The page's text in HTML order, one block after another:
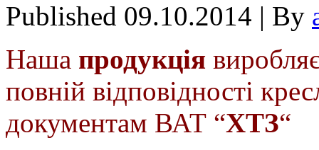
Published 09.10.2014 | By
Наша продукція
повній відповідності
документам ВАТ “ХТЗ“